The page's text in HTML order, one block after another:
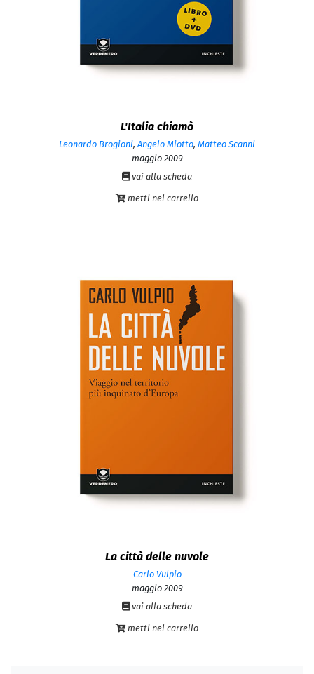
L'Italia chiamò
Leonardo Brogioni,Angelo Miotto, Matteo Scanni
maggio 2009
vai alla scheda
metti nel carrello
La città delle nuvole
Carlo Vulpio
maggio 2009
vai alla scheda
metti nel carrello